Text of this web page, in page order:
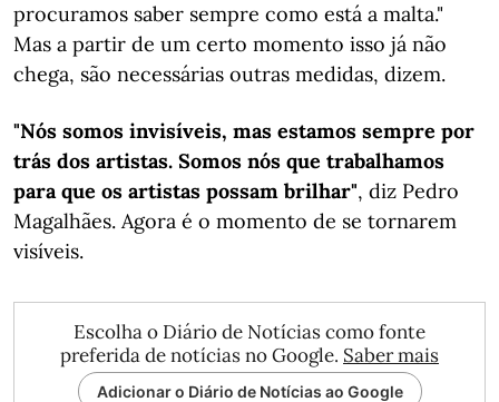
procuramos saber sempre como está a malta."
Mas a partir de um certo momento isso já não
chega, são necessárias outras medidas, dizem.
"Nós somos invisíveis, mas estamos sempre por
trás dos artistas. Somos nós que trabalhamos
para que os artistas possam brilhar", diz Pedro
Magalhães. Agora é o momento de se tornarem
visíveis.
Escolha o Diário de Notícias como fonte
preferida de notícias no Google. Saber mais
Adicionar o Diário de Notícias ao Google